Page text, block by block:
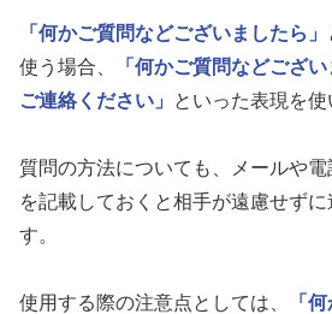
「何かご質問などございましたら」
使う場合、
「何かご質問などござ
ご連絡ください」
といった表現を使
質問の方法についても、メールや
を記載しておくと相手が遠慮せず
す。
使用する際の注意点としては、
「